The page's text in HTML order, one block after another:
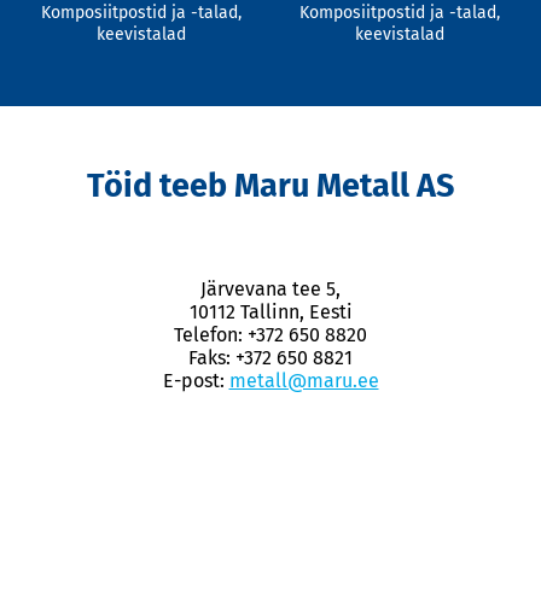
Komposiitpostid ja -talad,
keevistalad
Komposiitpostid ja -talad,
keevistalad
Töid teeb Maru Metall AS
Järvevana tee 5,
10112 Tallinn, Eesti
Telefon: +372 650 8820
Faks: +372 650 8821
E-post: metall@maru.ee